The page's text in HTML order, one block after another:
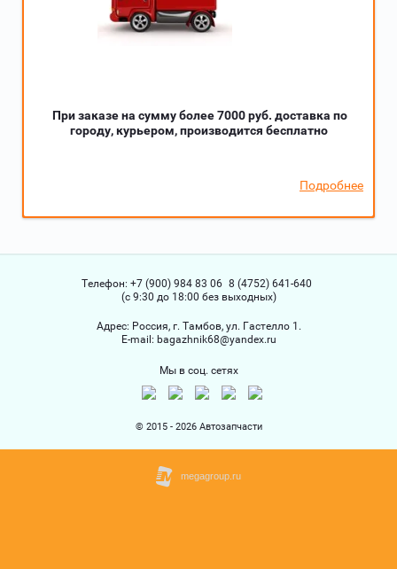
При заказе на сумму более 7000 руб. доставка по
городу, курьером, производится бесплатно
Подробнее
Телефон: +7 (900) 984 83 06 8 (4752) 641-640
(с 9:30 до 18:00 без выходных)
Адрес: Россия, г. Тамбов, ул. Гастелло 1.
Е-mail: bagazhnik68@yandex.ru
Мы в соц. сетях
© 2015 - 2026 Автозапчасти